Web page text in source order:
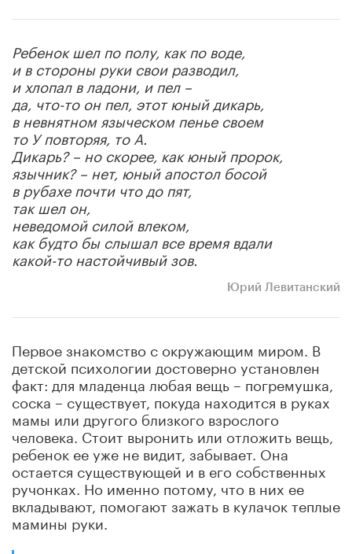
Ребенок шел по полу, как по воде,
и в стороны руки свои разводил,
и хлопал в ладони, и пел –
да, что-то он пел, этот юный дикарь,
в невнятном языческом пенье своем
то У повторяя, то А.
Дикарь? – но скорее, как юный пророк,
язычник? – нет, юный апостол босой
в рубахе почти что до пят,
так шел он,
неведомой силой влеком,
как будто бы слышал все время вдали
какой-то настойчивый зов.
Юрий Левитанский
Первое знакомство с окружающим миром. В
детской психологии достоверно установлен
факт: для младенца любая вещь – погремушка,
соска – существует, покуда находится в руках
мамы или другого близкого взрослого
человека. Стоит выронить или отложить вещь,
ребенок ее уже не видит, забывает. Она
остается существующей и в его собственных
ручонках. Но именно потому, что в них ее
вкладывают, помогают зажать в кулачок теплые
мамины руки.